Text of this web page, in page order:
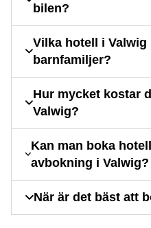
bilen?
Vilka hotell i Valwig
barnfamiljer?
Hur mycket kostar
Valwig?
Kan man boka
avbokning i Valwig?
När är det bäst att